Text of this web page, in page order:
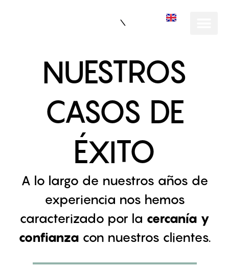
NUESTROS
CASOS DE
ÉXITO
A lo largo de nuestros años de
experiencia nos hemos
caracterizado por la cercanía y
confianza con nuestros clientes.